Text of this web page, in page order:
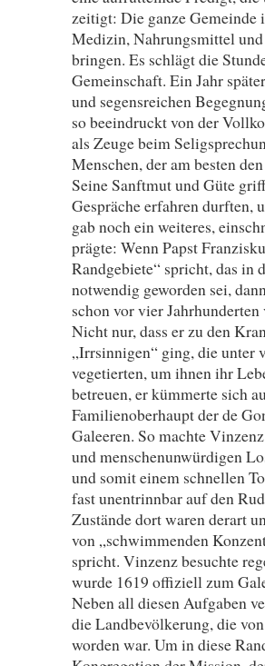
zeitigt: Die ganze Gemeinde
Medizin, Nahrungsmittel
bringen. Es schlägt die
Gemeinschaft. Ein Jahr
und segensreichen
so beeindruckt von der
als Zeuge beim
Menschen, der am besten
Seine Sanftmut und Güte
Gespräche erfahren durften,
gab noch ein weiteres,
prägte: Wenn Papst
Randgebiete“ spricht, das in
notwendig geworden sei,
schon vor vier
Nicht nur, dass er zu den
„Irrsinnigen“ ging, die unter
vegetierten, um ihnen ihr
betreuen, er kümmerte sich
Familienoberhaupt der de
Galeeren. So machte
und menschenunwürdigen
und somit einem schnellen
fast unentrinnbar auf den
Zustände dort waren derart
von „schwimmenden
spricht. Vinzenz besuchte
wurde 1619 offiziell zum
Neben all diesen Aufgaben
die Landbevölkerung, die
worden war. Um in diese